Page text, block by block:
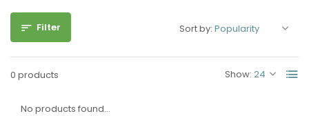
Filter
0 products Show:
Sort by:
No products found...